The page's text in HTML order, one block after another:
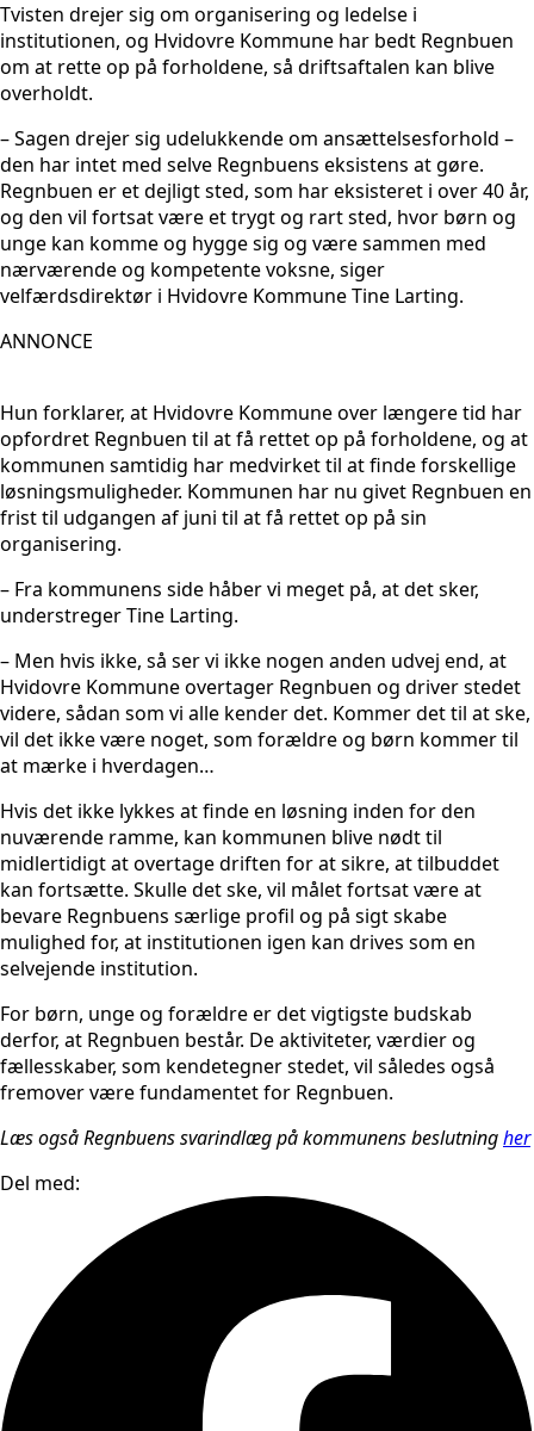
Tvisten drejer sig om organisering og ledelse i
institutionen, og Hvidovre Kommune har bedt Regnbuen
om at rette op på forholdene, så driftsaftalen kan blive
overholdt.
– Sagen drejer sig udelukkende om ansættelsesforhold –
den har intet med selve Regnbuens eksistens at gøre.
Regnbuen er et dejligt sted, som har eksisteret i over 40 år,
og den vil fortsat være et trygt og rart sted, hvor børn og
unge kan komme og hygge sig og være sammen med
nærværende og kompetente voksne, siger
velfærdsdirektør i Hvidovre Kommune Tine Larting.
ANNONCE
Hun forklarer, at Hvidovre Kommune over længere tid har
opfordret Regnbuen til at få rettet op på forholdene, og at
kommunen samtidig har medvirket til at finde forskellige
løsningsmuligheder. Kommunen har nu givet Regnbuen en
frist til udgangen af juni til at få rettet op på sin
organisering.
– Fra kommunens side håber vi meget på, at det sker,
understreger Tine Larting.
– Men hvis ikke, så ser vi ikke nogen anden udvej end, at
Hvidovre Kommune overtager Regnbuen og driver stedet
videre, sådan som vi alle kender det. Kommer det til at ske,
vil det ikke være noget, som forældre og børn kommer til
at mærke i hverdagen…
Hvis det ikke lykkes at finde en løsning inden for den
nuværende ramme, kan kommunen blive nødt til
midlertidigt at overtage driften for at sikre, at tilbuddet
kan fortsætte. Skulle det ske, vil målet fortsat være at
bevare Regnbuens særlige profil og på sigt skabe
mulighed for, at institutionen igen kan drives som en
selvejende institution.
For børn, unge og forældre er det vigtigste budskab
derfor, at Regnbuen består. De aktiviteter, værdier og
fællesskaber, som kendetegner stedet, vil således også
fremover være fundamentet for Regnbuen.
Læs også Regnbuens svarindlæg på kommunens beslutningher
Del med: